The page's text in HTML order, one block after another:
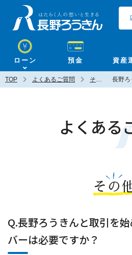
ローン 預金 資産
TOP よくあるご質問 その他
よくある
その
Q.長野ろうきんと取引を
バーは必要ですか？